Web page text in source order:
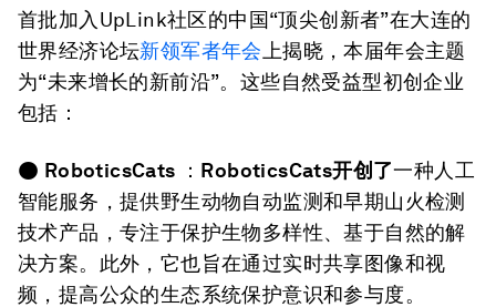
首批加入UpLink社区的中国“顶尖创新者”在大连的
世界经济论坛新领军者年会 上揭晓，本届年会主题
为“未来增长的新前沿”。这些自然受益型初创企业
包括：
● RoboticsCats ： RoboticsCats开创了一种人工
智能服务，提供野生动物自动监测和早期山火检测
技术产品，专注于保护生物多样性、基于自然的解
决方案。此外，它也旨在通过实时共享图像和视
频，提高公众的生态系统保护意识和参与度。